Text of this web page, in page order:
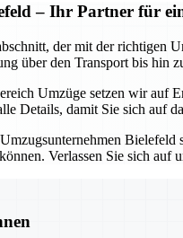
– Ihr Partner für
der mit der richtigen
über den Transport bis hin
Umzüge setzen wir auf
Details, damit Sie sich auf
Bielefeld
Verlassen Sie sich